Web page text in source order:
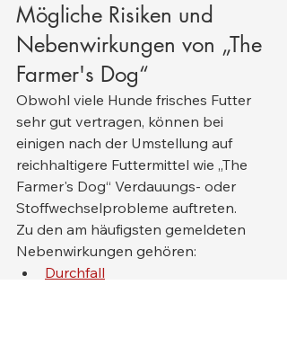
Mögliche Risiken und
Nebenwirkungen von „The
Farmer's Dog“
Obwohl viele Hunde frisches Futter
sehr gut vertragen, können bei
einigen nach der Umstellung auf
reichhaltigere Futtermittel wie „The
Farmer's Dog“ Verdauungs- oder
Stoffwechselprobleme auftreten.
Zu den am häufigsten gemeldeten
Nebenwirkungen gehören:
Durchfall